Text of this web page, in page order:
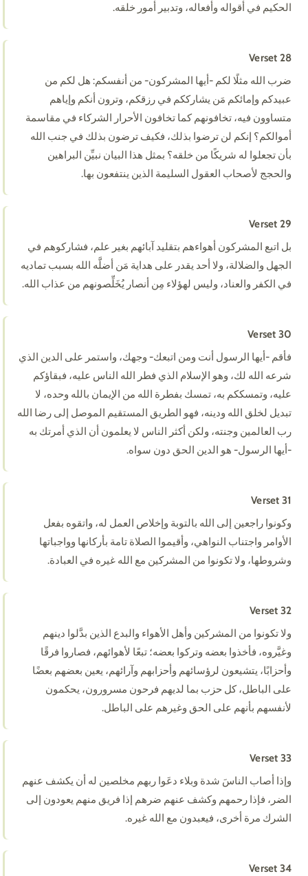
الحكيم في أقواله وأفعاله، وتدبير أمور خلقه.
Verset 28
ضرب الله مثلًا لكم -أيها المشركون- من أنفسكم: هل لكم من
عبيدكم وإمائكم مَن يشارككم في رزقكم، وترون أنكم وإياهم
متساوون فيه، تخافونهم كما تخافون الأحرار الشركاء في مقاسمة
أموالكم؟ إنكم لن ترضوا بذلك، فكيف ترضون بذلك في جنب الله
بأن تجعلوا له شريكًا من خلقه؟ بمثل هذا البيان نبيِّن البراهين
والحجج لأصحاب العقول السليمة الذين ينتفعون بها.
Verset 29
بل اتبع المشركون أهواءهم بتقليد آبائهم بغير علم، فشاركوهم في
الجهل والضلالة، ولا أحد يقدر على هداية مَن أضلَّه الله بسبب تماديه
في الكفر والعناد، وليس لهؤلاء مِن أنصار يُخَلِّصونهم من عذاب الله.
Verset 30
فأقم -أيها الرسول أنت ومن اتبعك- وجهك، واستمر على الدين الذي
شرعه الله لك، وهو الإسلام الذي فطر الله الناس عليه، فبقاؤكم
عليه، وتمسككم به، تمسك بفطرة الله من الإيمان بالله وحده، لا
تبديل لخلق الله ودينه، فهو الطريق المستقيم الموصل إلى رضا الله
رب العالمين وجنته، ولكن أكثر الناس لا يعلمون أن الذي أمرتك به
-أيها الرسول- هو الدين الحق دون سواه.
Verset 31
وكونوا راجعين إلى الله بالتوبة وإخلاص العمل له، واتقوه بفعل
الأوامر واجتناب النواهي، وأقيموا الصلاة تامة بأركانها وواجباتها
وشروطها، ولا تكونوا من المشركين مع الله غيره في العبادة.
Verset 32
ولا تكونوا من المشركين وأهل الأهواء والبدع الذين بدَّلوا دينهم
وغيَّروه، فأخذوا بعضه وتركوا بعضه؛ تبعًا لأهوائهم، فصاروا فرقًا
وأحزابًا، يتشيعون لرؤسائهم وأحزابهم وآرائهم، يعين بعضهم بعضًا
على الباطل، كل حزب بما لديهم فرحون مسرورون، يحكمون
لأنفسهم بأنهم على الحق وغيرهم على الباطل.
Verset 33
وإذا أصاب الناسَ شدة وبلاء دعَوا ربهم مخلصين له أن يكشف عنهم
الضر، فإذا رحمهم وكشف عنهم ضرهم إذا فريق منهم يعودون إلى
الشرك مرة أخرى، فيعبدون مع الله غيره.
Verset 34